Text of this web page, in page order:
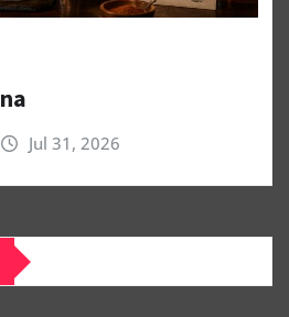
Jul 31, 2026